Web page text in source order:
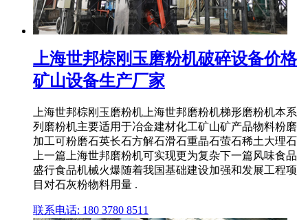
上海世邦棕刚玉磨粉机破碎设备价格
矿山设备生产厂家
上海世邦棕刚玉磨粉机上海世邦磨粉机梯形磨粉机本系
列磨粉机主要适用于冶金建材化工矿山矿产品物料粉磨
加工可粉磨石英长石方解石滑石重晶石萤石稀土大理石
上一篇上海世邦磨粉机可实现更为复杂下一篇风味食品
盛行食品机械火爆随着我国基础建设加强和发展工程项
目对石灰粉物料用量 .
联系电话: 180 3780 8511